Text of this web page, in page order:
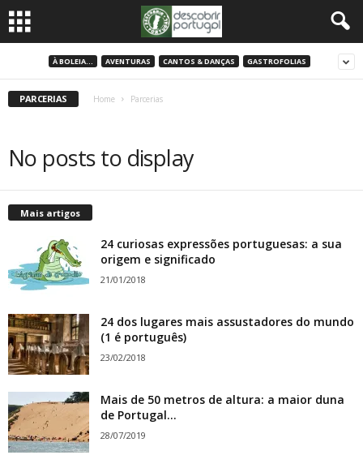
À BOLEIA... AVENTURAS CANTOS & DANÇAS GASTROFOLIAS
PARCERIAS Home Parcerias
No posts to display
Mais artigos
24 curiosas expressões portuguesas: a sua
origem e significado
21/01/2018
24 dos lugares mais assustadores do mundo
(1 é português)
23/02/2018
Mais de 50 metros de altura: a maior duna
de Portugal...
28/07/2019